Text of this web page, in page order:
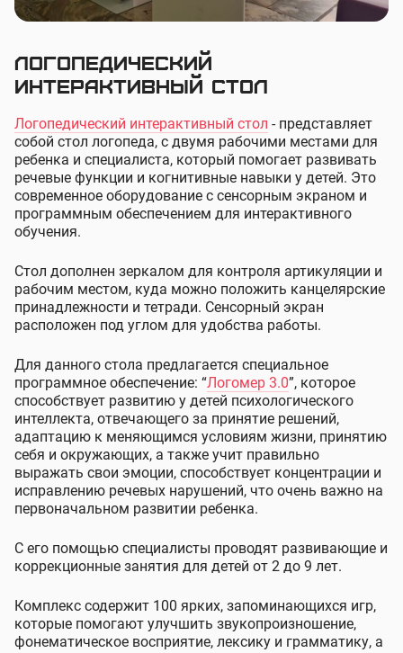
Логопедический
интерактивный стол
Логопедический интерактивный стол - представляет
собой стол логопеда, с двумя рабочими местами для
ребенка и специалиста, который помогает развивать
речевые функции и когнитивные навыки у детей. Это
современное оборудование с сенсорным экраном и
программным обеспечением для интерактивного
обучения.
Стол дополнен зеркалом для контроля артикуляции и
рабочим местом, куда можно положить канцелярские
принадлежности и тетради. Сенсорный экран
расположен под углом для удобства работы.
Для данного стола предлагается специальное
программное обеспечение: “Логомер 3.0”, которое
способствует развитию у детей психологического
интеллекта, отвечающего за принятие решений,
адаптацию к меняющимся условиям жизни, принятию
себя и окружающих, а также учит правильно
выражать свои эмоции, способствует концентрации и
исправлению речевых нарушений, что очень важно на
первоначальном развитии ребенка.
С его помощью специалисты проводят развивающие и
коррекционные занятия для детей от 2 до 9 лет.
Комплекс содержит 100 ярких, запоминающихся игр,
которые помогают улучшить звукопроизношение,
фонематическое восприятие, лексику и грамматику, а